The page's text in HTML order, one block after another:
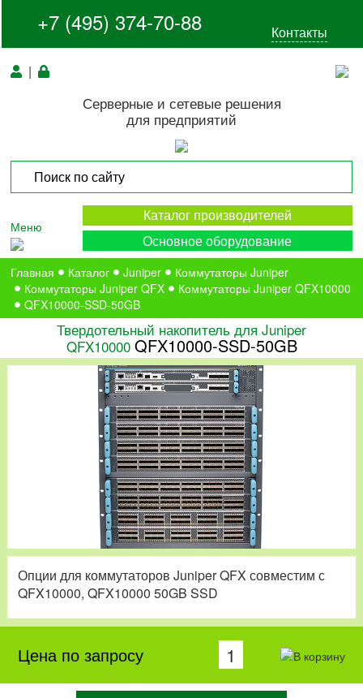
+7 (495) 374-70-88 Контакты
|
Серверные и сетевые решения
для предприятий
Меню
Каталог производителей
Основное оборудование
Главная Каталог Juniper
Коммутаторы Juniper
Коммутаторы Juniper QFX
Коммутаторы Juniper QFX10000
QFX10000-SSD-50GB
Твердотельный накопитель для Juniper
QFX10000 QFX10000-SSD-50GB
Опции для коммутаторов Juniper QFX совместим с
QFX10000, QFX10000 50GB SSD
Цена по запросу